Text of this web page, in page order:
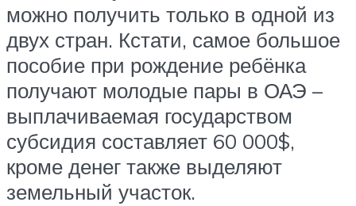
можно получить только в одной из
двух стран. Кстати, самое большое
пособие при рождение ребёнка
получают молодые пары в ОАЭ –
выплачиваемая государством
субсидия составляет 60 000$,
кроме денег также выделяют
земельный участок.